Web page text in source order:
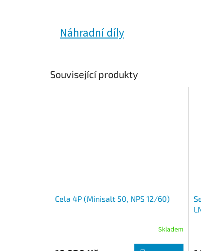
Náhradní díly
Související produkty
Cela 4P (Minisalt 50, NPS 12/60)
Skladem